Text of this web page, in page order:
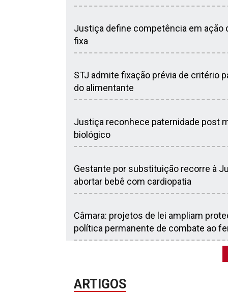
Justiça define competência em
fixa
STJ admite fixação prévia de critério
do alimentante
Justiça reconhece paternidade post
biológico
Gestante por substituição recorre à
abortar bebê com cardiopatia
Câmara: projetos de lei ampliam
política permanente de combate ao
ARTIGOS